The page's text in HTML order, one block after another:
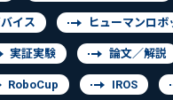
イス ヒューマンロ
実証実験 論文／解説
RoboCup IROS